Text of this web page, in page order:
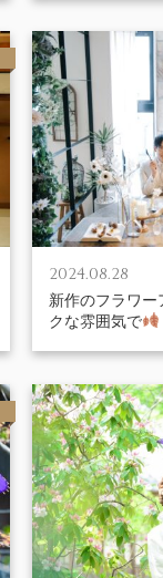
2024.08.28
新作のフラワ
クな雰囲気で